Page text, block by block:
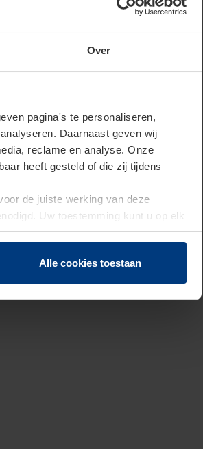
Over
pagina's te personaliseren,
Daarnaast geven wij
reclame en analyse. Onze
heeft gesteld of die zij tijdens
de juiste werking van deze
Uw toestemming kunt u op elk
of herroepen.
Alle cookies toestaan